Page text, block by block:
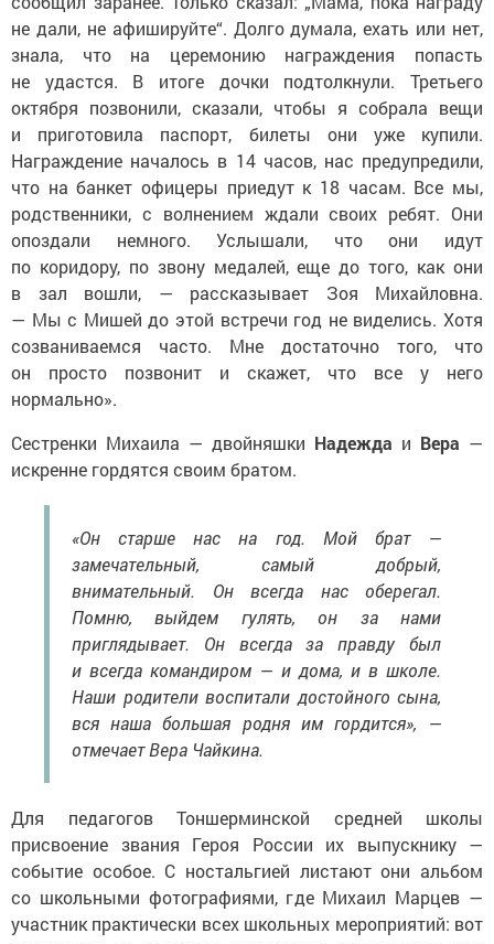
не дали, не афишируйте“. Долго думала, ехать или нет,
знала, что на церемонию награждения попасть
не удастся. В итоге дочки подтолкнули. Третьего
октября позвонили, сказали, чтобы я собрала вещи
и приготовила паспорт, билеты они уже купили.
Награждение началось в 14 часов, нас предупредили,
что на банкет офицеры приедут к 18 часам. Все мы,
родственники, с волнением ждали своих ребят. Они
опоздали немного. Услышали, что они идут
по коридору, по звону медалей, еще до того, как они
в зал во­шли, — рассказывает Зоя Михайловна.
— Мы с Мишей до этой встречи год не виделись. Хотя
созваниваемся часто. Мне достаточно того, что
он просто позвонит и скажет, что все у него
нормально».
искренне гордятся своим братом.
замечательный, самый добрый,
внимательный. Он всегда нас оберегал.
Помню, выйдем гулять, он за нами
приглядывает. Он всегда за правду был
и всегда командиром — и дома, и в школе.
Наши родители воспитали достойного сына,
вся наша большая родня им гордится», —
отмечает Вера Чайкина.
присвоение звания Героя России их выпускнику —
событие особое. С ностальгией листают они альбом
со школьными фотографиями, где Михаил Марцев —
участник практически всех школьных мероприятий: вот
празднуют в учебном заведении Масленицу, вот